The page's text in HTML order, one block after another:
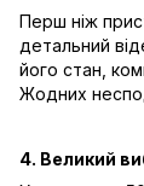
Перш ніж
детальний
його стан,
Жодних
4. Великий